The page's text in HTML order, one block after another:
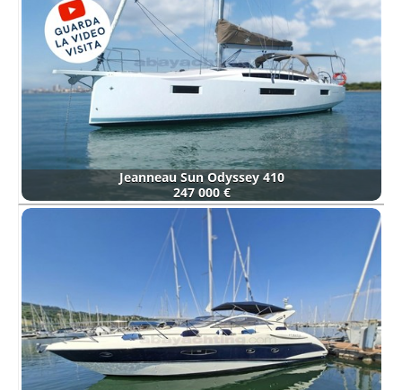
Jeanneau Sun Odyssey 410
247 000 €